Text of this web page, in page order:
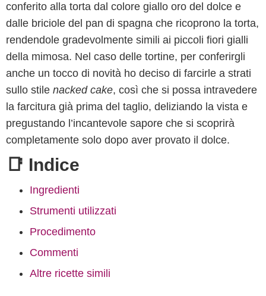
conferito alla torta dal colore giallo oro del dolce e
dalle briciole del pan di spagna che ricoprono la torta,
rendendole gradevolmente simili ai piccoli fiori gialli
della mimosa. Nel caso delle tortine, per conferirgli
anche un tocco di novità ho deciso di farcirle a strati
sullo stile nacked cake, così che si possa intravedere
la farcitura già prima del taglio, deliziando la vista e
pregustando l’incantevole sapore che si scoprirà
completamente solo dopo aver provato il dolce.
📑 Indice
Ingredienti
Strumenti utilizzati
Procedimento
Commenti
Altre ricette simili